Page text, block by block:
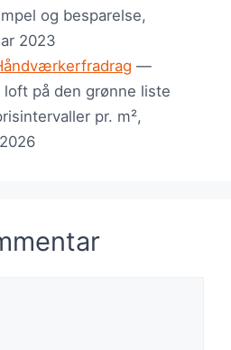
og besparelse,
2023
—
på den grønne liste
pr. m²,